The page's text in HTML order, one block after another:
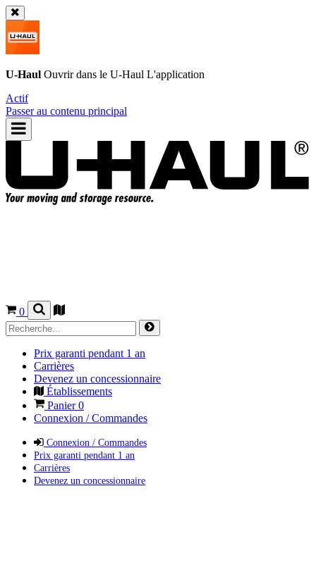
U-Haul Ouvrir dans le U-Haul L'application
Actif
Passer au contenu principal
0
Prix garanti pendant 1 an
Carrières
Devenez un concessionnaire
Établissements
Panier0
Connexion / Commandes
Connexion / Commandes
Prix garanti pendant 1 an
Carrières
Devenez un concessionnaire